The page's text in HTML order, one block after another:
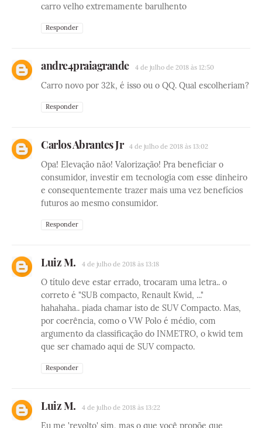
carro velho extremamente barulhento
Responder
andre4praiagrande 4 de julho de 2018 às 12:50
Carro novo por 32k, é isso ou o QQ. Qual escolheriam?
Responder
Carlos Abrantes Jr 4 de julho de 2018 às 13:02
Opa! Elevação não! Valorização! Pra beneficiar o
consumidor, investir em tecnologia com esse dinheiro
e consequentemente trazer mais uma vez benefícios
futuros ao mesmo consumidor.
Responder
Luiz M. 4 de julho de 2018 às 13:18
O título deve estar errado, trocaram uma letra.. o
correto é "SUB compacto, Renault Kwid, ..."
hahahaha.. piada chamar isto de SUV Compacto. Mas,
por coerência, como o VW Polo é médio, com
argumento da classificação do INMETRO, o kwid tem
que ser chamado aqui de SUV compacto.
Responder
Luiz M. 4 de julho de 2018 às 13:22
Eu me 'revolto' sim, mas o que você propõe que